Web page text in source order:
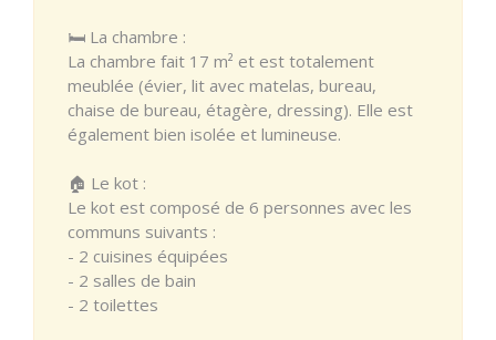
🛏 La chambre :
La chambre fait 17 m² et est totalement
meublée (évier, lit avec matelas, bureau,
chaise de bureau, étagère, dressing). Elle est
également bien isolée et lumineuse.
🏠 Le kot :
Le kot est composé de 6 personnes avec les
communs suivants :
- 2 cuisines équipées
- 2 salles de bain
- 2 toilettes